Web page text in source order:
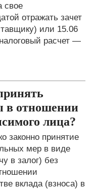
свое
отражать зачет
или 15.06
расчет —
в отношении
лица?
законно принятие
мер в виде
в залог) без
вклада (взноса) в